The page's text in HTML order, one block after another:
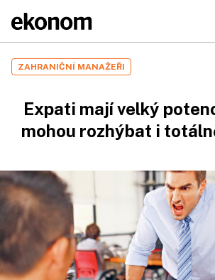
ZAHRANIČNÍ MANAŽEŘI
Expati mají velký
mohou rozhýbat i